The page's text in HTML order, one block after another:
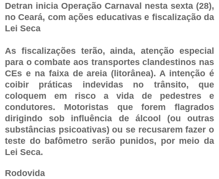
Detran inicia Operação Carnaval nesta sexta (28),
no Ceará, com ações educativas e fiscalização da
Lei Seca
As fiscalizações terão, ainda, atenção especial
para o combate aos transportes clandestinos nas
CEs e na faixa de areia (litorânea). A intenção é
coibir práticas indevidas no trânsito, que
coloquem em risco a vida de pedestres e
condutores. Motoristas que forem flagrados
dirigindo sob influência de álcool (ou outras
substâncias psicoativas) ou se recusarem fazer o
teste do bafômetro serão punidos, por meio da
Lei Seca.
Rodovida